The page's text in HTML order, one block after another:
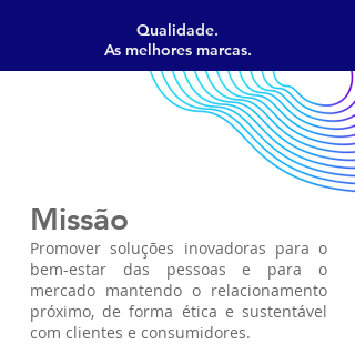
Qualidade.
As melhores marcas.
Missão
Promover soluções inovadoras para o
bem-estar das pessoas e para o
mercado mantendo o relacionamento
próximo, de forma ética e sustentável
com clientes e consumidores.